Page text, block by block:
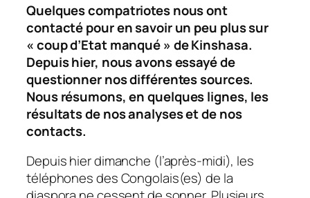
Quelques compatriotes nous ont
contacté pour en savoir un peu plus sur
« coup d’Etat manqué » de Kinshasa.
Depuis hier, nous avons essayé de
questionner nos différentes sources.
Nous résumons, en quelques lignes, les
résultats de nos analyses et de nos
contacts.
Depuis hier dimanche (l’après-midi), les
téléphones des Congolais(es) de la